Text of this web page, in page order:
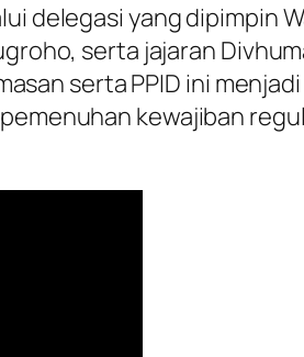
delegasi yang dipimpin
serta jajaran
serta PPID ini
kewajiban